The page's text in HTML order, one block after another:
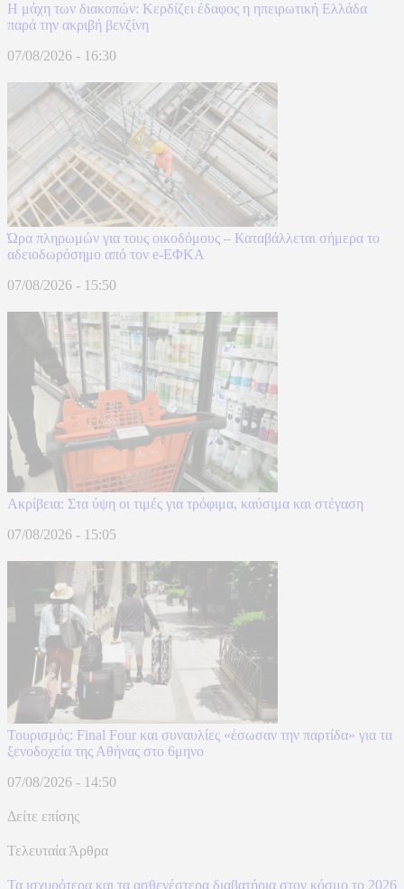
Η μάχη των διακοπών: Κερδίζει έδαφος η ηπειρωτική Ελλάδα
παρά την ακριβή βενζίνη
07/08/2026 - 16:30
Ώρα πληρωμών για τους οικοδόμους – Καταβάλλεται σήμερα το
αδειοδωρόσημο από τον e-ΕΦΚΑ
07/08/2026 - 15:50
Ακρίβεια: Στα ύψη οι τιμές για τρόφιμα, καύσιμα και στέγαση
07/08/2026 - 15:05
Τουρισμός: Final Four και συναυλίες «έσωσαν την παρτίδα» για τα
ξενοδοχεία της Αθήνας στο 6μηνο
07/08/2026 - 14:50
Δείτε επίσης
Τελευταία Άρθρα
Τα ισχυρότερα και τα ασθενέστερα διαβατήρια στον κόσμο το 2026